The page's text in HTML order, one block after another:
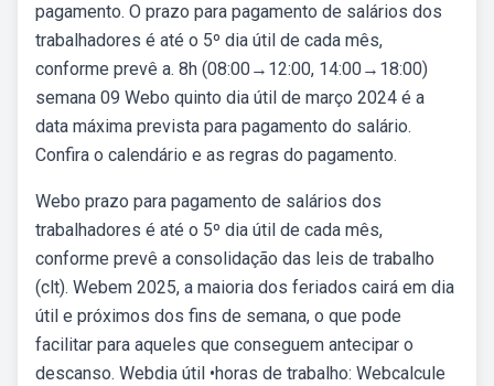
pagamento. O prazo para pagamento de salários dos
trabalhadores é até o 5º dia útil de cada mês,
conforme prevê a. 8h (08:00→12:00, 14:00→18:00)
semana 09 Webo quinto dia útil de março 2024 é a
data máxima prevista para pagamento do salário.
Confira o calendário e as regras do pagamento.
Webo prazo para pagamento de salários dos
trabalhadores é até o 5º dia útil de cada mês,
conforme prevê a consolidação das leis de trabalho
(clt). Webem 2025, a maioria dos feriados cairá em dia
útil e próximos dos fins de semana, o que pode
facilitar para aqueles que conseguem antecipar o
descanso. Webdia útil •horas de trabalho: Webcalcule